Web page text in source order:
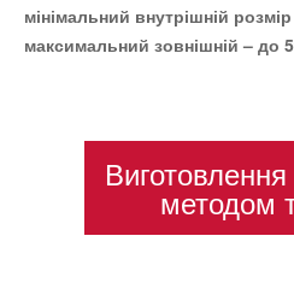
мінімальний внутрішній
максимальний зовнішній – до
методом